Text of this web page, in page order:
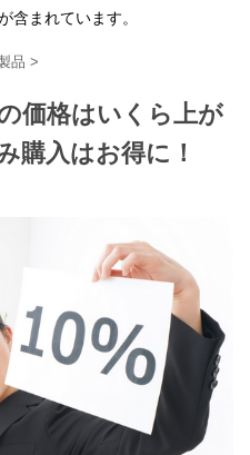
含まれています。
品 >
価格はいくら上が
購入はお得に！